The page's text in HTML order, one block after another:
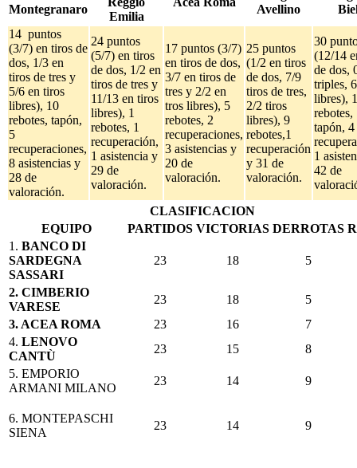
Montegranaro
Emilia
Avellino
14 puntos
(3/7) en tiros de
dos, 1/3 en
tiros de tres y
5/6 en tiros
libres), 10
rebotes, tapón,
5
recuperaciones,
8 asistencias y
28 de
valoración.
24 puntos
(5/7) en tiros
de dos, 1/2 en
tiros de tres y
11/13 en tiros
libres), 1
rebotes, 1
recuperación,
1 asistencia y
29 de
valoración.
17 puntos (3/7)
en tiros de dos,
3/7 en tiros de
tres y 2/2 en
tros libres), 5
rebotes, 2
recuperaciones,
3 asistencias y
20 de
valoración.
25 puntos
(1/2 en tiros
de dos, 7/9
tiros de tres,
2/2 tiros
libres), 9
rebotes,1
recuperación
y 31 de
valoración.
30
(12/14
de dos,
triples,
libres),
rebotes,
tapón, 4
1
42 de
CLASIFICACION
EQUIPO
PARTIDOS VICTORIAS DERROTAS
1. BANCO DI
SARDEGNA
SASSARI
23 18 5
2. CIMBERIO
VARESE
23 18
5
3. ACEA ROMA
23 16
7
4. LENOVO
CANTÙ
23 15
8
5. EMPORIO
ARMANI MILANO
23 14 9
6. MONTEPASCHI
SIENA
23 14 9